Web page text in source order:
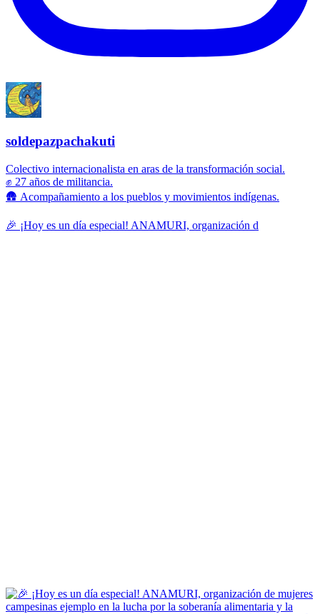
soldepazpachakuti
Colectivo internacionalista en aras de la transformación social.
✊ 27 años de militancia.
🛖 Acompañamiento a los pueblos y movimientos indígenas.
🎉 ¡Hoy es un día especial! ANAMURI, organización d